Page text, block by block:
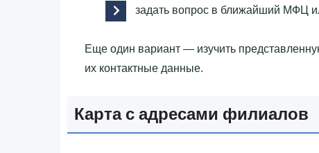
задать вопрос в ближайший МФЦ
Еще один вариант — изучить
их контактные данные.
Карта с адресами филиалов